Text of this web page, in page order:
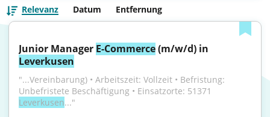
Relevanz Datum Entfernung
Junior Manager E-Commerce
Leverkusen
"...Vereinbarung) • Arbeitszeit: Vollzeit • Befristung:
Leverkusen..."